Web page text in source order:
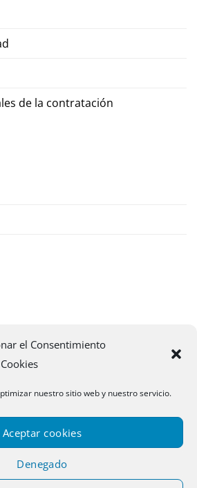
el Consentimiento
nuestro sitio web y nuestro servicio.
Aceptar cookies
Denegado
de la contratación
518